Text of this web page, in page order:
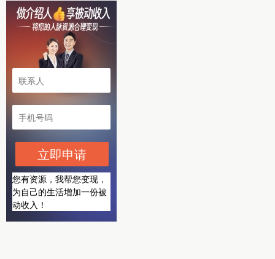
立即申请
您有资源，我帮您变现，
为自己的生活增加一份被
动收入！